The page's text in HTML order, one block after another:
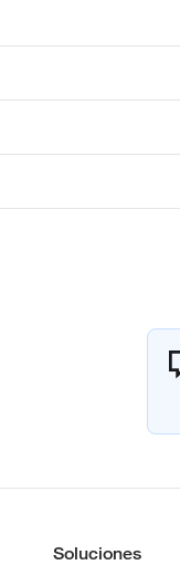
Soluciones